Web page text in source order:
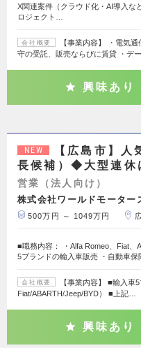
X関連案件（クラウド化・AI導入な
ロジェクト…
会社概要
【事業内容】 ・電気
守の受託、販売ならびに賃貸 ・デ
興味あり
NEW
【広島市】人
長候補）◆大型連休
営業（法人向け）
株式会社ワールドモーター
500万円 ～ 1049万円
■職務内容： ・Alfa Romeo、Fiat、
5ブランドの輸入車販売 ・自動車保
会社概要
【事業内容】 ■輸入車
Fiat/ABARTH/Jeep/BYD） ■上記…
興味あり